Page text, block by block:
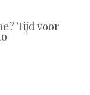
Tijd voor